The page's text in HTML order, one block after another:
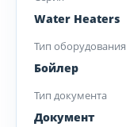
Water Heaters
Тип оборудования
Бойлер
Тип документа
Документ